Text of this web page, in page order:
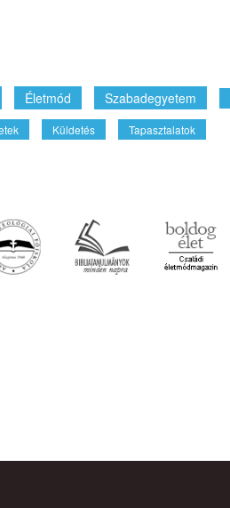
Életmód Szabadegyetem
Küldetés Tapasztalatok